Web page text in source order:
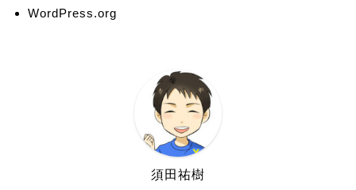
WordPress.org
須田祐樹